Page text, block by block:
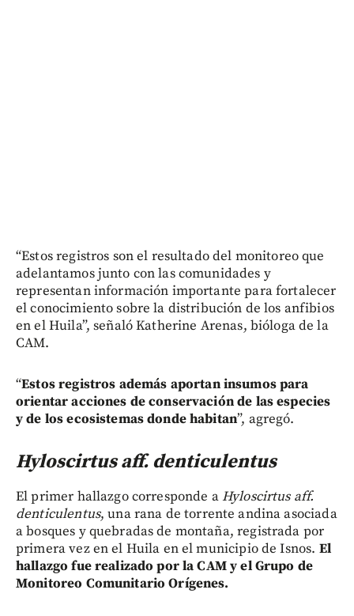
“Estos registros son el resultado del monitoreo que
adelantamos junto con las comunidades y
representan información importante para fortalecer
el conocimiento sobre la distribución de los anfibios
en el Huila”, señaló Katherine Arenas, bióloga de la
CAM.
“Estos registros además aportan insumos para
orientar acciones de conservación de las especies
y de los ecosistemas donde habitan”, agregó.
Hyloscirtus aff. denticulentus
El primer hallazgo corresponde aHyloscirtus aff.
denticulentus, una rana de torrente andina asociada
a bosques y quebradas de montaña, registrada por
primera vez en el Huila en el municipio de Isnos. El
hallazgo fue realizado por la CAM y el Grupo de
Monitoreo Comunitario Orígenes.